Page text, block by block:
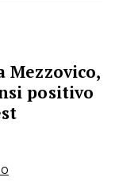
Mezzovico,
positivo